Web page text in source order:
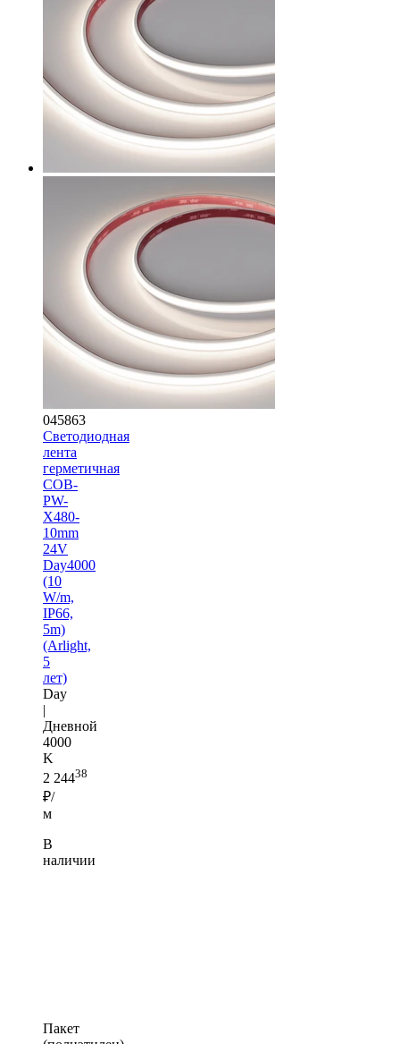
045863
Светодиодная
лента
герметичная
COB-
PW-
X480-
10mm
24V
Day4000
(10
W/m,
IP66,
5m)
(Arlight,
5
лет)
Day
|
Дневной
4000
K
2 24438
₽/
м
В
наличии
Пакет